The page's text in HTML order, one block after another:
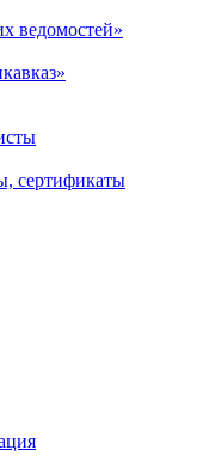
ведомостей»
сертификаты